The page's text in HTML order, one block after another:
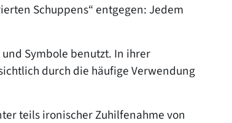
Schuppens“ entgegen: Jedem
Symbole benutzt. In ihrer
durch die häufige Verwendung
teils ironischer Zuhilfenahme von